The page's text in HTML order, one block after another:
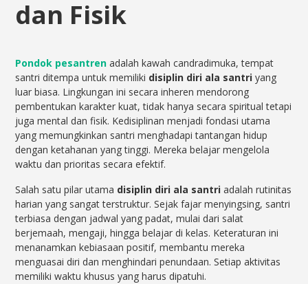
dan Fisik
Pondok pesantren adalah kawah candradimuka, tempat
santri ditempa untuk memiliki disiplin diri ala santri yang
luar biasa. Lingkungan ini secara inheren mendorong
pembentukan karakter kuat, tidak hanya secara spiritual tetapi
juga mental dan fisik. Kedisiplinan menjadi fondasi utama
yang memungkinkan santri menghadapi tantangan hidup
dengan ketahanan yang tinggi. Mereka belajar mengelola
waktu dan prioritas secara efektif.
Salah satu pilar utama disiplin diri ala santri adalah rutinitas
harian yang sangat terstruktur. Sejak fajar menyingsing, santri
terbiasa dengan jadwal yang padat, mulai dari salat
berjemaah, mengaji, hingga belajar di kelas. Keteraturan ini
menanamkan kebiasaan positif, membantu mereka
menguasai diri dan menghindari penundaan. Setiap aktivitas
memiliki waktu khusus yang harus dipatuhi.